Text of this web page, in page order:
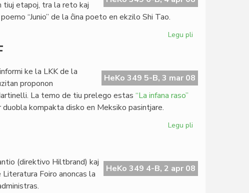
tiuj etapoj, tra la reto kaj
“Junio” de la ĉina poeto en ekzilo Shi Tao.
Legu pli
en
Ĉinio
HeKo 349 5-B, 3 mar 08
ke la LKK de la
proponon
La temo de tiu prelego estas “La infana raso”
kompakta disko en Meksiko pasintjare.
Legu pli
MEF
HeKo 349 4-B, 2 apr 08
(direktivo Hiltbrand) kaj
Foiro anoncas la